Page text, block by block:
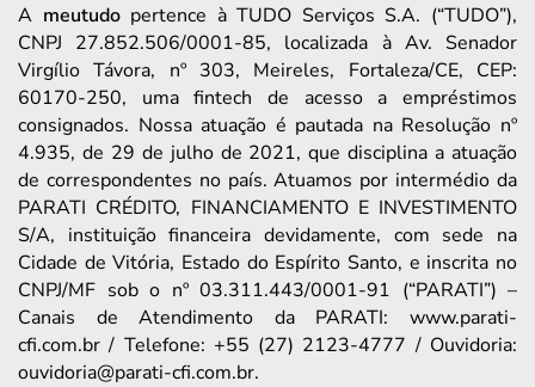
A meutudopertence à TUDO Serviços S.A. (“TUDO”),
CNPJ 27.852.506/0001-85, localizada à Av. Senador
Virgílio Távora, nº 303, Meireles, Fortaleza/CE, CEP:
60170-250, uma fintech de acesso a empréstimos
consignados. Nossa atuação é pautada na Resolução nº
4.935, de 29 de julho de 2021, que disciplina a atuação
de correspondentes no país. Atuamos por intermédio da
PARATI CRÉDITO, FINANCIAMENTO E INVESTIMENTO
S/A, instituição financeira devidamente, com sede na
Cidade de Vitória, Estado do Espírito Santo, e inscrita no
CNPJ/MF sob o nº 03.311.443/0001-91 (“PARATI”) –
Canais de Atendimento da PARATI: www.parati-
cfi.com.br / Telefone: +55 (27) 2123-4777 / Ouvidoria:
ouvidoria@parati-cfi.com.br.